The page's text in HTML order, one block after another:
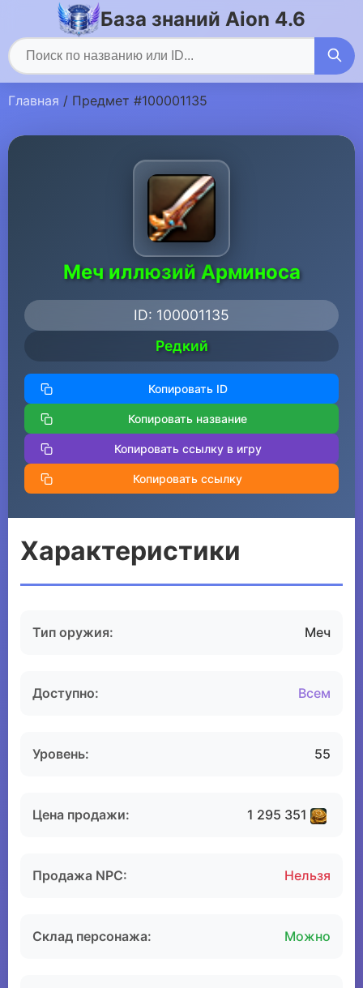
База знаний Aion 4.6
Главная / Предмет #100001135
Меч иллюзий Арминоса
ID: 100001135
Редкий
Копировать ID
Копировать название
Копировать ссылку в игру
Копировать ссылку
Характеристики
Тип оружия: Меч
Доступно: Всем
Уровень: 55
Цена продажи: 1 295 351
Продажа NPC: Нельзя
Склад персонажа: Можно